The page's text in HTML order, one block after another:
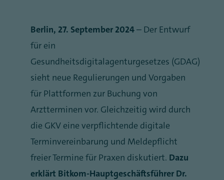
Berlin, 27. September 2024– Der Entwurf
für ein
Gesundheitsdigitalagenturgesetzes (GDAG)
sieht neue Regulierungen und Vorgaben
für Plattformen zur Buchung von
Arztterminen vor. Gleichzeitig wird durch
die GKV eine verpflichtende digitale
Terminvereinbarung und Meldepflicht
freier Termine für Praxen diskutiert. Dazu
erklärt Bitkom-Hauptgeschäftsführer Dr.